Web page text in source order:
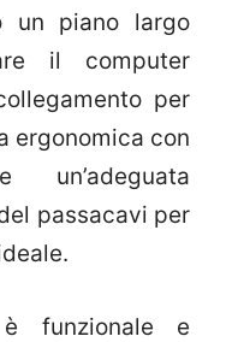
un piano largo
il computer
per
ergonomica con
passacavi per
è funzionale e